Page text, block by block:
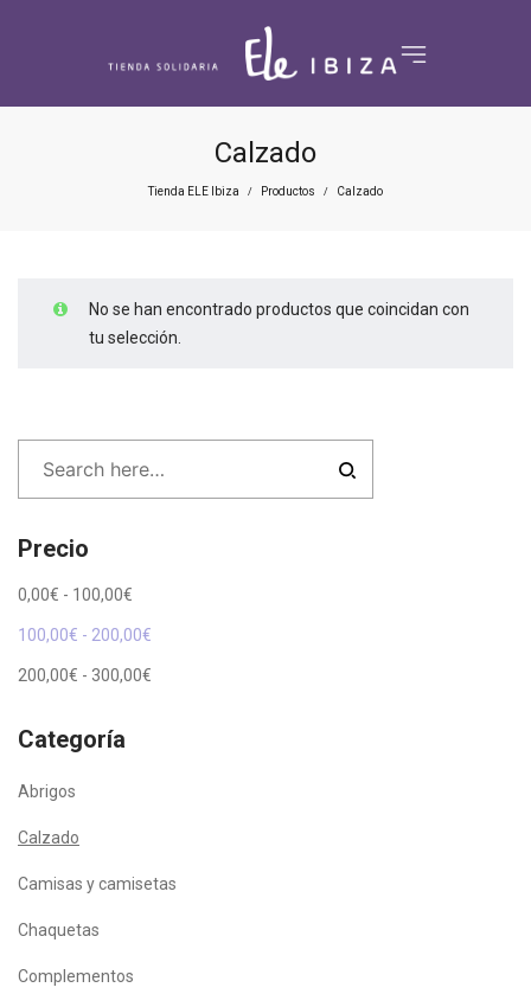
Calzado
Tienda ELE Ibiza / Productos / Calzado
No se han encontrado productos que coincidan con
tu selección.
Precio
0,00€ - 100,00€
100,00€ - 200,00€
200,00€ - 300,00€
Categoría
Abrigos
Calzado
Camisas y camisetas
Chaquetas
Complementos